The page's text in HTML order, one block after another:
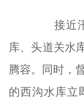
接近汛
库、头道关水
腾容。同时，
的西沟水库立